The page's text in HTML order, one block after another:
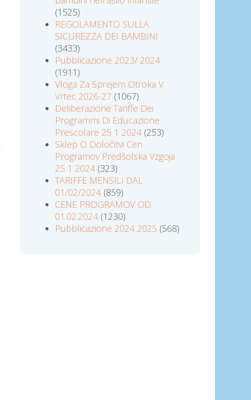
(1525)
REGOLAMENTO SULLA
SICUREZZA DEI BAMBINI
(3433)
Pubblicazione 2023/ 2024
(1911)
Vloga Za Sprejem Otroka V
Vrtec 2026-27 (1067)
Deliberazione Tariffe Dei
Programmi Di Educazione
Prescolare 25 1 2024(253)
Sklep O Določitvi Cen
Programov Predšolska Vzgoja
25 1 2024(323)
TARIFFE MENSILI DAL
01/02/2024(859)
CENE PROGRAMOV OD
01.02.2024(1230)
Pubblicazione 2024 2025 (568)